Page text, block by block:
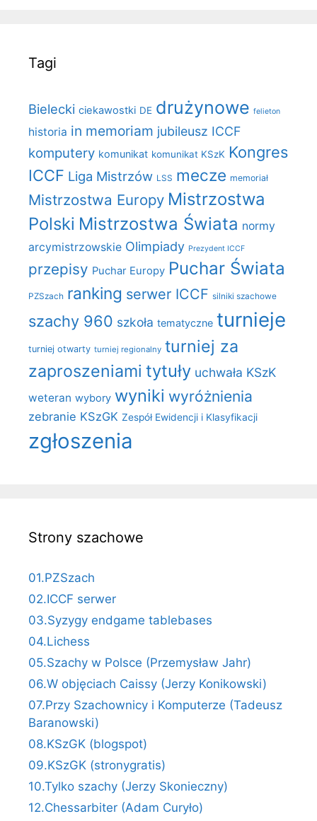
Tagi
Bielecki ciekawostki DE drużynowe felieton
historia in memoriam jubileusz ICCF
komputery komunikat komunikat KSzK Kongres
ICCF Liga Mistrzów LSS mecze memoriał
Mistrzostwa Europy Mistrzostwa
Polski Mistrzostwa Świata normy
arcymistrzowskie Olimpiady Prezydent ICCF
przepisy Puchar Europy Puchar Świata
PZSzach ranking serwer ICCF silniki szachowe
szachy 960 szkoła tematyczne turnieje
turniej otwarty turniej regionalny turniej za
zaproszeniami tytuły uchwała KSzK
weteran wybory wyniki wyróżnienia
zebranie KSzGK Zespół Ewidencji i Klasyfikacji
zgłoszenia
Strony szachowe
01.PZSzach
02.ICCF serwer
03.Syzygy endgame tablebases
04.Lichess
05.Szachy w Polsce (Przemysław Jahr)
06.W objęciach Caissy (Jerzy Konikowski)
07.Przy Szachownicy i Komputerze (Tadeusz
Baranowski)
08.KSzGK (blogspot)
09.KSzGK (stronygratis)
10.Tylko szachy (Jerzy Skonieczny)
12.Chessarbiter (Adam Curyło)